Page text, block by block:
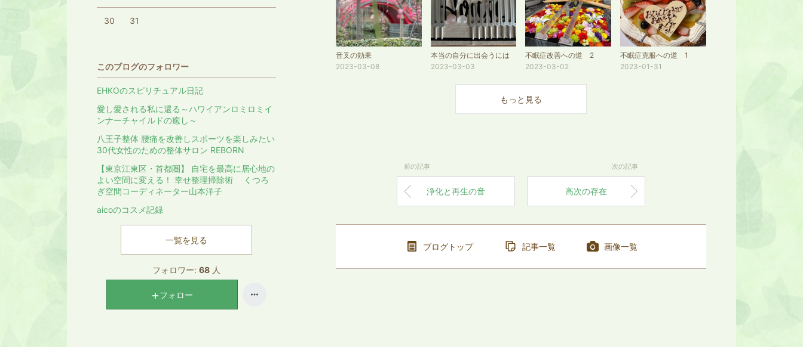
音叉の効果
2023-03-08
本当の自分に出会うには
2023-03-03
不眠症改善への道 2
2023-03-02
不眠症克服への道 1
2023-01-31
もっと見る
前の記事
浄化と再生の音
次の記事
高次の存在
ブログトップ 記事一覧 画像一覧
30 31
このブログのフォロワー
EHKOのスピリチュアル日記
愛し愛される私に還る～ハワイアンロミロミイ
ンナーチャイルドの癒し～
八王子整体 腰痛を改善しスポーツを楽しみたい
30代女性のための整体サロン REBORN
【東京江東区・首都圏】 自宅を最高に居心地の
よい空間に変える！ 幸せ整理掃除術 くつろ
ぎ空間コーディネーター山本洋子
aicoのコスメ記録
一覧を見る
フォロワー: 68 人
フォロー